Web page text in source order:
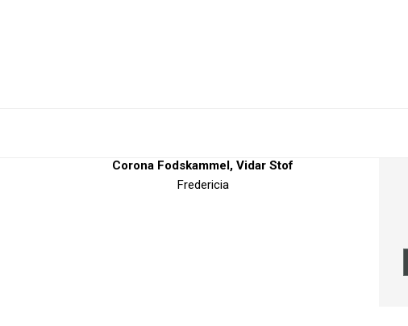
Corona Fodskammel, Vidar Stof
Fredericia